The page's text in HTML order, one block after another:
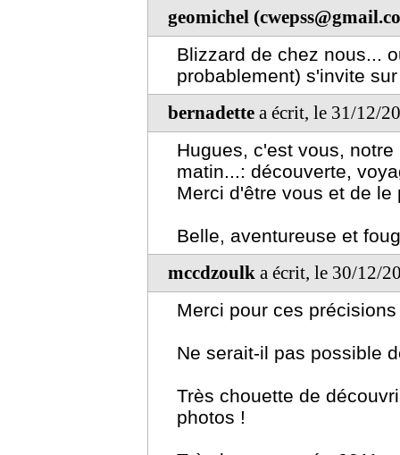
geomichel
Blizzard de chez nous...
probablement) s'invite
bernadette a écrit, le 31/12/
Hugues, c'est vous,
matin...: découverte,
Merci d'être vous et de le
Belle, aventureuse et
mccdzoulk a écrit, le 30/12/
Merci pour ces
Ne serait-il pas possible
Très chouette de
photos !